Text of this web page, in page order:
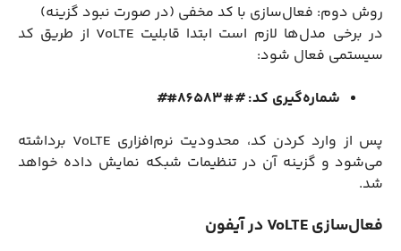
روش دوم: فعال‌سازی با کد مخفی (در صورت نبود گزینه)
در برخی مدل‌ها لازم است ابتدا قابلیت VoLTE از طریق کد
سیستمی فعال شود:
شماره‌گیری کد:#
#86583#
#
پس از وارد کردن کد، محدودیت نرم‌افزاری VoLTE برداشته
می‌شود و گزینه آن در تنظیمات شبکه نمایش داده خواهد
شد.
فعال‌سازی VoLTE در آیفون